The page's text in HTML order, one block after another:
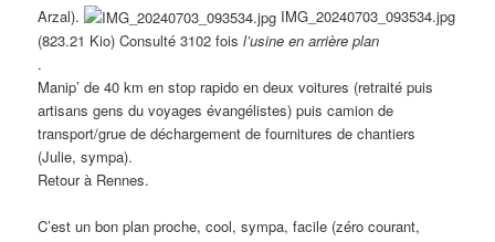
Arzal).
IMG_20240703_093534.jpg
(823.21 Kio) Consulté 3102 foisl’usine en arrière plan
.
Manip’ de 40 km en stop rapido en deux voitures (retraité puis
artisans gens du voyages évangélistes) puis camion de
transport/grue de déchargement de fournitures de chantiers
(Julie, sympa).
Retour à Rennes.
C’est un bon plan proche, cool, sympa, facile (zéro courant,